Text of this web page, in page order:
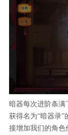
暗器每次进阶条
获得名为“暗器录
接增加我们的角色